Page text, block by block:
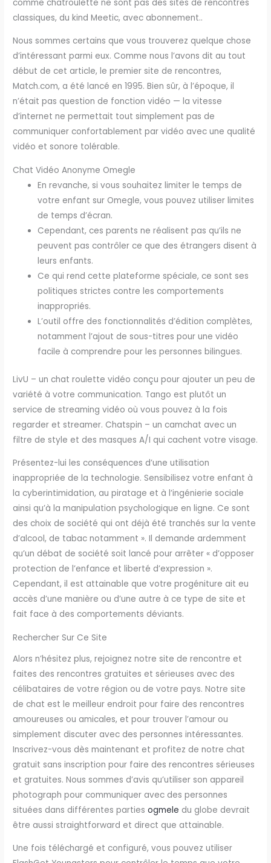
comme chatroulette ne sont pas des sites de rencontres
classiques, du kind Meetic, avec abonnement..
Nous sommes certains que vous trouverez quelque chose
d’intéressant parmi eux. Comme nous l’avons dit au tout
début de cet article, le premier site de rencontres,
Match.com, a été lancé en 1995. Bien sûr, à l’époque, il
n’était pas question de fonction vidéo — la vitesse
d’internet ne permettait tout simplement pas de
communiquer confortablement par vidéo avec une qualité
vidéo et sonore tolérable.
Chat Vidéo Anonyme Omegle
En revanche, si vous souhaitez limiter le temps de
votre enfant sur Omegle, vous pouvez utiliser limites
de temps d’écran.
Cependant, ces parents ne réalisent pas qu’ils ne
peuvent pas contrôler ce que des étrangers disent à
leurs enfants.
Ce qui rend cette plateforme spéciale, ce sont ses
politiques strictes contre les comportements
inappropriés.
L’outil offre des fonctionnalités d’édition complètes,
notamment l’ajout de sous-titres pour une vidéo
facile à comprendre pour les personnes bilingues.
LivU – un chat roulette vidéo conçu pour ajouter un peu de
variété à votre communication. Tango est plutôt un
service de streaming vidéo où vous pouvez à la fois
regarder et streamer. Chatspin – un camchat avec un
filtre de style et des masques A/I qui cachent votre visage.
Présentez-lui les conséquences d’une utilisation
inappropriée de la technologie. Sensibilisez votre enfant à
la cyberintimidation, au piratage et à l’ingénierie sociale
ainsi qu’à la manipulation psychologique en ligne. Ce sont
des choix de société qui ont déjà été tranchés sur la vente
d’alcool, de tabac notamment ». Il demande ardemment
qu’un débat de société soit lancé pour arrêter « d’opposer
protection de l’enfance et liberté d’expression ».
Cependant, il est attainable que votre progéniture ait eu
accès d’une manière ou d’une autre à ce type de site et
fait face à des comportements déviants.
Rechercher Sur Ce Site
Alors n’hésitez plus, rejoignez notre site de rencontre et
faites des rencontres gratuites et sérieuses avec des
célibataires de votre région ou de votre pays. Notre site
de chat est le meilleur endroit pour faire des rencontres
amoureuses ou amicales, et pour trouver l’amour ou
simplement discuter avec des personnes intéressantes.
Inscrivez-vous dès maintenant et profitez de notre chat
gratuit sans inscription pour faire des rencontres sérieuses
et gratuites. Nous sommes d’avis qu’utiliser son appareil
photograph pour communiquer avec des personnes
situées dans différentes partiesogmele du globe devrait
être aussi straightforward et direct que attainable.
Une fois téléchargé et configuré, vous pouvez utiliser